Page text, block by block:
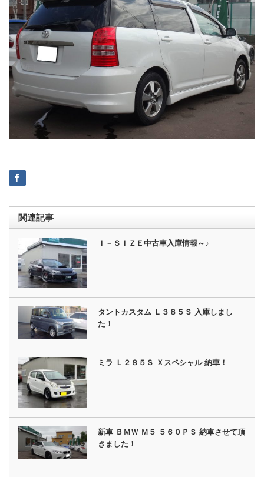
関連記事
Ｉ－ＳＩＺＥ中古車入庫情報～♪
タントカスタム Ｌ３８５Ｓ 入庫しまし
た！
ミラ Ｌ２８５Ｓ Ｘスペシャル 納車！
新車 ＢＭＷ Ｍ５ ５６０ＰＳ 納車させて頂
きました！